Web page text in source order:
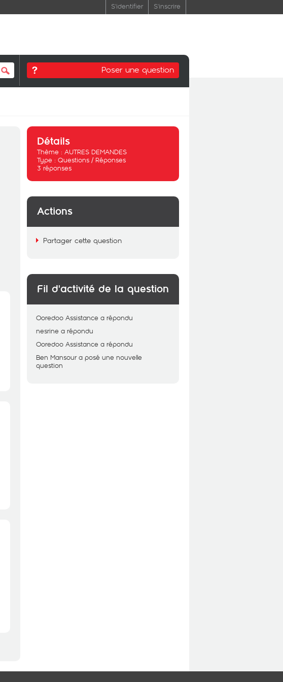
S'identifier S'inscrire
Poser une question
Détails
Thème : AUTRES DEMANDES
Type : Questions / Réponses
3 réponses
Actions
Partager cette question
Fil d'activité de la question
Ooredoo Assistance a répondu
nesrine a répondu
Ooredoo Assistance a répondu
Ben Mansour a posé une nouvelle
question